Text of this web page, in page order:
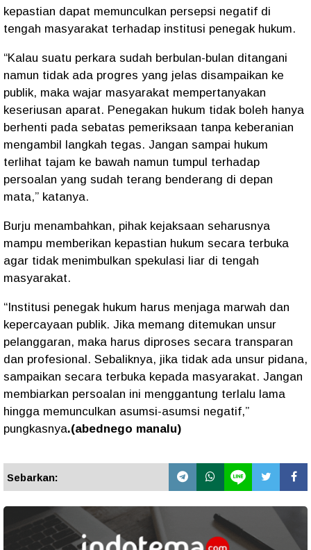
kepastian dapat memunculkan persepsi negatif di
tengah masyarakat terhadap institusi penegak hukum.
“Kalau suatu perkara sudah berbulan-bulan ditangani
namun tidak ada progres yang jelas disampaikan ke
publik, maka wajar masyarakat mempertanyakan
keseriusan aparat. Penegakan hukum tidak boleh hanya
berhenti pada sebatas pemeriksaan tanpa keberanian
mengambil langkah tegas. Jangan sampai hukum
terlihat tajam ke bawah namun tumpul terhadap
persoalan yang sudah terang benderang di depan
mata,” katanya.
Burju menambahkan, pihak kejaksaan seharusnya
mampu memberikan kepastian hukum secara terbuka
agar tidak menimbulkan spekulasi liar di tengah
masyarakat.
“Institusi penegak hukum harus menjaga marwah dan
kepercayaan publik. Jika memang ditemukan unsur
pelanggaran, maka harus diproses secara transparan
dan profesional. Sebaliknya, jika tidak ada unsur pidana,
sampaikan secara terbuka kepada masyarakat. Jangan
membiarkan persoalan ini menggantung terlalu lama
hingga memunculkan asumsi-asumsi negatif,”
pungkasnya.(abednego manalu)
Sebarkan: